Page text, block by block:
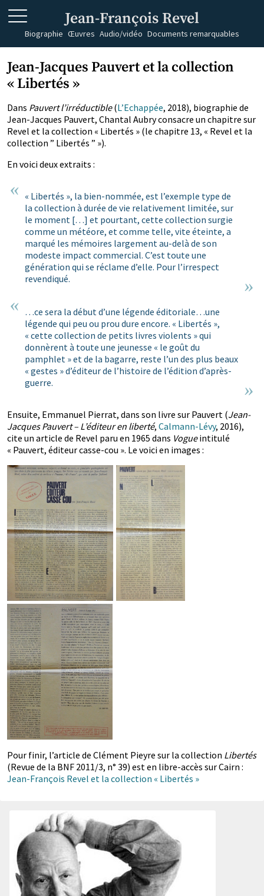
Jean-François Revel
Biographie Œuvres Audio/vidéo Documents remarquables
Jean-Jacques Pauvert et la collection
« Libertés »
Dans Pauvert l’irréductible(L’Echappée, 2018), biographie de
Jean-Jacques Pauvert, Chantal Aubry consacre un chapitre sur
Revel et la collection « Libertés » (le chapitre 13, « Revel et la
collection ” Libertés ” »).
En voici deux extraits :
« Libertés », la bien-nommée, est l’exemple type de
la collection à durée de vie relativement limitée, sur
le moment […] et pourtant, cette collection surgie
comme un météore, et comme telle, vite éteinte, a
marqué les mémoires largement au-delà de son
modeste impact commercial. C’est toute une
génération qui se réclame d’elle. Pour l’irrespect
revendiqué.
…ce sera la début d’une légende éditoriale…une
légende qui peu ou prou dure encore. « Libertés »,
« cette collection de petits livres violents » qui
donnèrent à toute une jeunesse « le goût du
pamphlet » et de la bagarre, reste l’un des plus beaux
« gestes » d’éditeur de l’histoire de l’édition d’après-
guerre.
Ensuite, Emmanuel Pierrat, dans son livre sur Pauvert (Jean-
Jacques Pauvert – L’éditeur en liberté, Calmann-Lévy, 2016),
cite un article de Revel paru en 1965 dans Vogueintitulé
« Pauvert, éditeur casse-cou ». Le voici en images :
Pour finir, l’article de Clément Pieyre sur la collection Libertés
(Revue de la BNF 2011/3, n° 39) est en libre-accès sur Cairn :
Jean-François Revel et la collection « Libertés »